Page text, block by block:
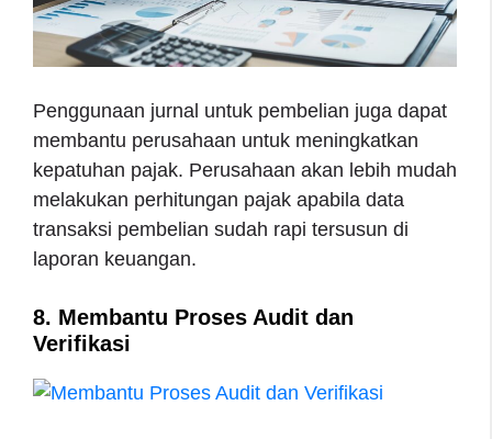
Penggunaan jurnal untuk pembelian juga dapat
membantu perusahaan untuk meningkatkan
kepatuhan pajak. Perusahaan akan lebih mudah
melakukan perhitungan pajak apabila data
transaksi pembelian sudah rapi tersusun di
laporan keuangan.
8. Membantu Proses Audit dan
Verifikasi